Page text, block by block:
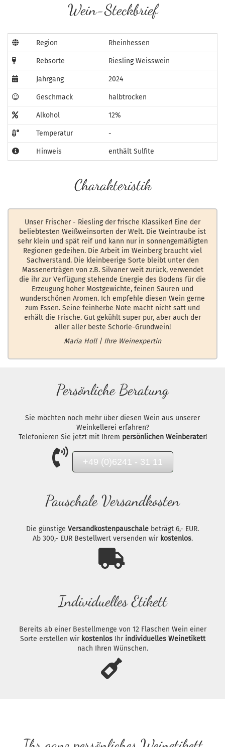
Wein-Steckbrief
Region Rheinhessen
Rebsorte Riesling Weisswein
Jahrgang 2024
Geschmack halbtrocken
Alkohol 12%
Temperatur -
Hinweis enthält Sulfite
Charakteristik
Unser Frischer - Riesling der frische Klassiker! Eine der
beliebtesten Weißweinsorten der Welt. Die Weintraube ist
sehr klein und spät reif und kann nur in sonnengemäßigten
Regionen gedeihen. Die Arbeit im Weinberg braucht viel
Sachverstand. Die kleinbeerige Sorte bleibt unter den
Massenerträgen von z.B. Silvaner weit zurück, verwendet
die ihr zur Verfügung stehende Energie des Bodens für die
Erzeugung hoher Mostgewichte, feinen Säuren und
wunderschönen Aromen. Ich empfehle diesen Wein gerne
zum Essen. Seine feinherbe Note macht nicht satt und
erhält die Frische. Gut gekühlt super pur, aber auch der
aller aller beste Schorle-Grundwein!
Maria Holl | Ihre Weinexpertin
Persönliche Beratung
Sie möchten noch mehr über diesen Wein aus unserer
Weinkellerei erfahren?
Telefonieren Sie jetzt mit Ihrem persönlichen Weinberater!
+49 (0)6241 - 31 11
Pauschale Versandkosten
Die günstige Versandkostenpauschale beträgt 6,- EUR.
Ab 300,- EUR Bestellwert versenden wir kostenlos.
Individuelles Etikett
Bereits ab einer Bestellmenge von 12 Flaschen Wein einer
Sorte erstellen wir kostenlosIhr individuelles Weinetikett
nach Ihren Wünschen.